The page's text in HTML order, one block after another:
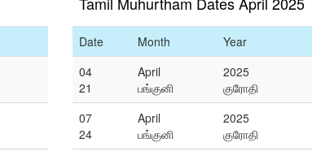
Date Month Year
04
21
April
பங்குனி
2025
குரோதி
07
24
April
பங்குனி
2025
குரோதி